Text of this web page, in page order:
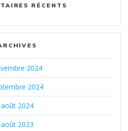
RÉCENTS
2024
2024
août 2024
août 2023